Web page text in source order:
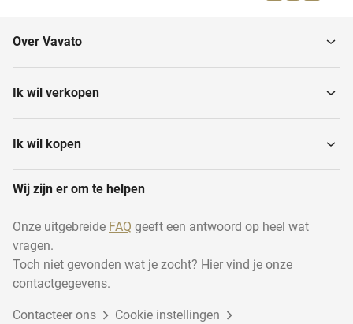
Over Vavato
Ik wil verkopen
Ik wil kopen
Wij zijn er om te helpen
Onze uitgebreide FAQ geeft een antwoord op heel wat
vragen.
Toch niet gevonden wat je zocht? Hier vind je onze
contactgegevens.
Contacteer ons Cookie instellingen